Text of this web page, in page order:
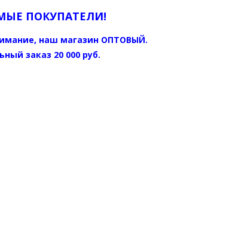
ПОКУПАТЕЛИ!
наш магазин ОПТОВЫЙ.
заказ 20 000 руб.